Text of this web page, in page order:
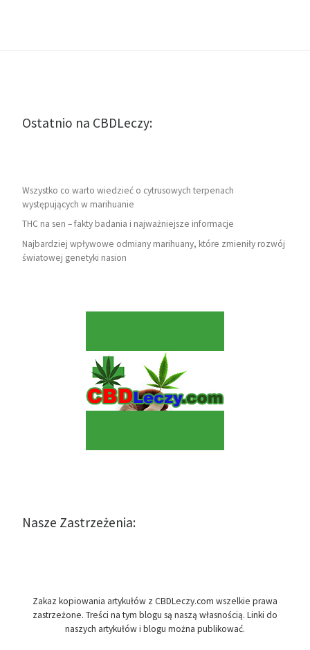
Ostatnio na CBDLeczy:
Wszystko co warto wiedzieć o cytrusowych terpenach
występujących w marihuanie
THC na sen – fakty badania i najważniejsze informacje
Najbardziej wpływowe odmiany marihuany, które zmieniły rozwój
światowej genetyki nasion
Nasze Zastrzeżenia:
Zakaz kopiowania artykułów z CBDLeczy.com wszelkie prawa
zastrzeżone. Treści na tym blogu są naszą własnością. Linki do
naszych artykułów i blogu można publikować.